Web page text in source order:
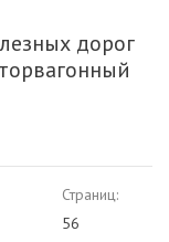
дорог
Страниц:
56